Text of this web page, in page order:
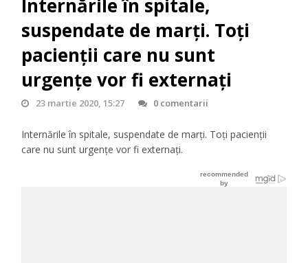
Internările în spitale,
suspendate de marți. Toți
pacienții care nu sunt
urgențe vor fi externați
23 martie 2020, 15:27 0 comentarii
Internările în spitale, suspendate de marți. Toți pacienții
care nu sunt urgențe vor fi externați.